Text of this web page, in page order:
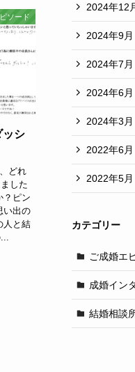
ソード
ッシ
どれ
した
？ピン
い出の
人と結
2024年12
2024年9月
2024年7月
2024年6月
2024年3月
2022年6月
2022年5月
カテゴリー
ご成婚エ
成婚イン
結婚相談